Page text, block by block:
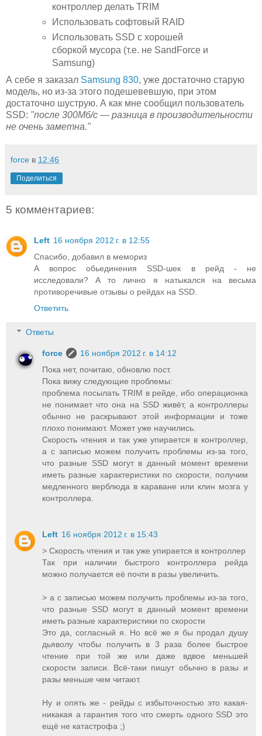
контроллер делать TRIM
Использовать софтовый RAID
Использовать SSD с хорошей
сборкой мусора (т.е. не SandForce и
Samsung)
А себе я заказал Samsung 830, уже достаточно старую
модель, но из-за этого подешевевшую, при этом
достаточно шуструю. А как мне сообщил пользователь
SSD: "после 300Мб/с — разница в производительности
не очень заметна."
force в 12:46
Поделиться
5 комментариев:
Left 16 ноября 2012 г. в 12:55
Спасибо, добавил в мемориз
А вопрос обьединения SSD-шек в рейд - не
исследовали? А то лично я натыкался на весьма
противоречивые отзывы о рейдах на SSD.
Ответить
Ответы
force
16 ноября 2012 г. в 14:12
Пока нет, почитаю, обновлю пост.
Пока вижу следующие проблемы:
проблема посылать TRIM в рейде, ибо операционка
не понимает что она на SSD живёт, а контроллеры
обычно не раскрывают этой информации и тоже
плохо понимают. Может уже научились.
Скорость чтения и так уже упирается в контроллер,
а с записью можем получить проблемы из-за того,
что разные SSD могут в данный момент времени
иметь разные характеристики по скорости, получим
медленного верблюда в караване или клин мозга у
контроллера.
Left 16 ноября 2012 г. в 15:43
> Скорость чтения и так уже упирается в контроллер
Так при наличии быстрого контроллера рейда
можно получается её почти в разы увеличить.
> а с записью можем получить проблемы из-за того,
что разные SSD могут в данный момент времени
иметь разные характеристики по скорости
Это да, согласный я. Но всё же я бы продал душу
дьяволу чтобы получить в 3 раза более быстрое
чтение при той же или даже вдвое меньшей
скорости записи. Всё-таки пишут обычно в разы и
разы меньше чем читают.
Ну и опять же - рейды с избыточностью это какая-
никакая а гарантия того что смерть одного SSD это
ещё не катастрофа ;)